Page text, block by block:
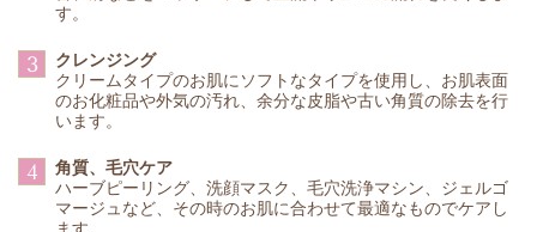
す。
3
クレンジング
クリームタイプのお肌にソフトなタイプを使用し、お肌表面
のお化粧品や外気の汚れ、余分な皮脂や古い角質の除去を行
います。
4
角質、毛穴ケア
ハーブピーリング、洗顔マスク、毛穴洗浄マシン、ジェルゴ
マージュなど、その時のお肌に合わせて最適なものでケアし